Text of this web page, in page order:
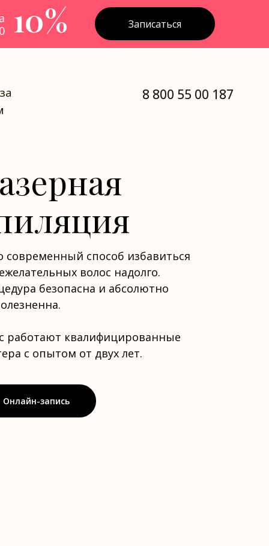
10% Записаться
современный способ избавиться
волос надолго.
безопасна и абсолютно
работают квалифицированные
с опытом от двух лет.
Онлайн-запись
8 800 55 00 187